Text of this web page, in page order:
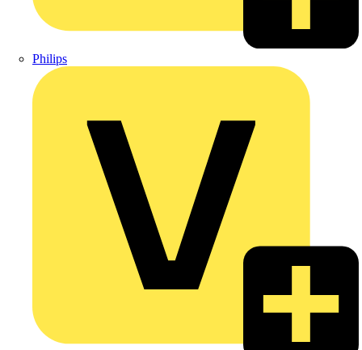
Philips